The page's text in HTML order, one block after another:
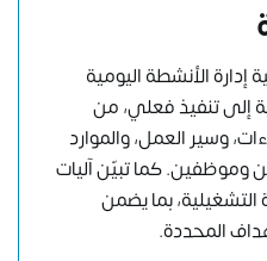
الأنشطة اليومية
إلى تنفيذ فعلي، من
وسير العمل، والموارد
وموظفين. كما تبيّن آليات
بما يضمن
المحددة.